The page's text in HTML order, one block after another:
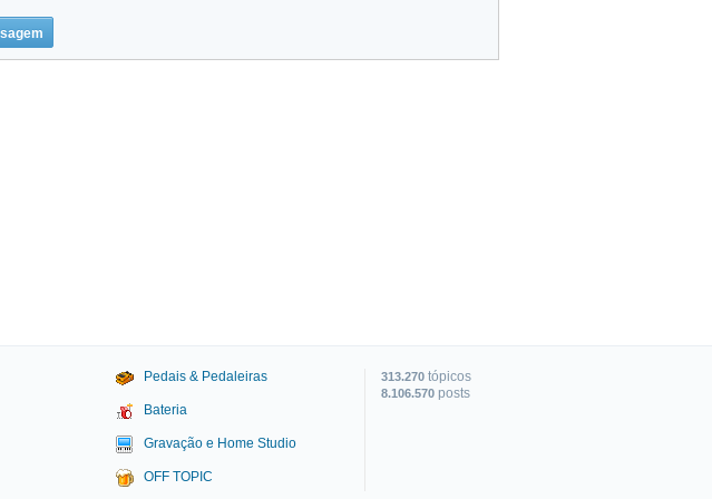
Pedais & Pedaleiras
Bateria
Gravação e Home Studio
OFF TOPIC
313.270 tópicos
8.106.570 posts